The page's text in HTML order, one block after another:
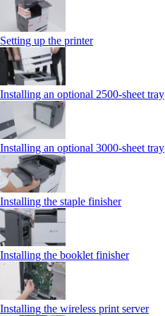
Setting up the printer
Installing an optional 2500-sheet tray
Installing an optional 3000-sheet tray
Installing the staple finisher
Installing the booklet finisher
Installing the wireless print server